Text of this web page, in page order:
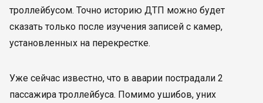
троллейбусом. Точно историю ДТП можно будет
сказать только после изучения записей с камер,
установленных на перекрестке.
Уже сейчас известно, что в аварии пострадали 2
пассажира троллейбуса. Помимо ушибов, уних